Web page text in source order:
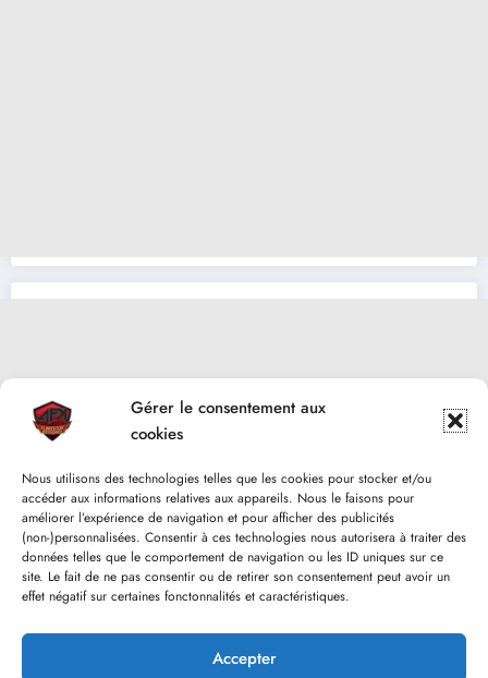
Gérer le consentement aux
cookies
Nous utilisons des technologies telles que les cookies pour stocker et/ou
accéder aux informations relatives aux appareils. Nous le faisons pour
améliorer l’expérience de navigation et pour afficher des publicités
(non-)personnalisées. Consentir à ces technologies nous autorisera à traiter des
données telles que le comportement de navigation ou les ID uniques sur ce
site. Le fait de ne pas consentir ou de retirer son consentement peut avoir un
effet négatif sur certaines fonctonnalités et caractéristiques.
Accepter